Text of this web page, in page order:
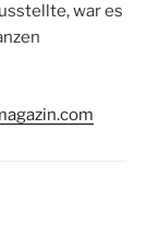
war es